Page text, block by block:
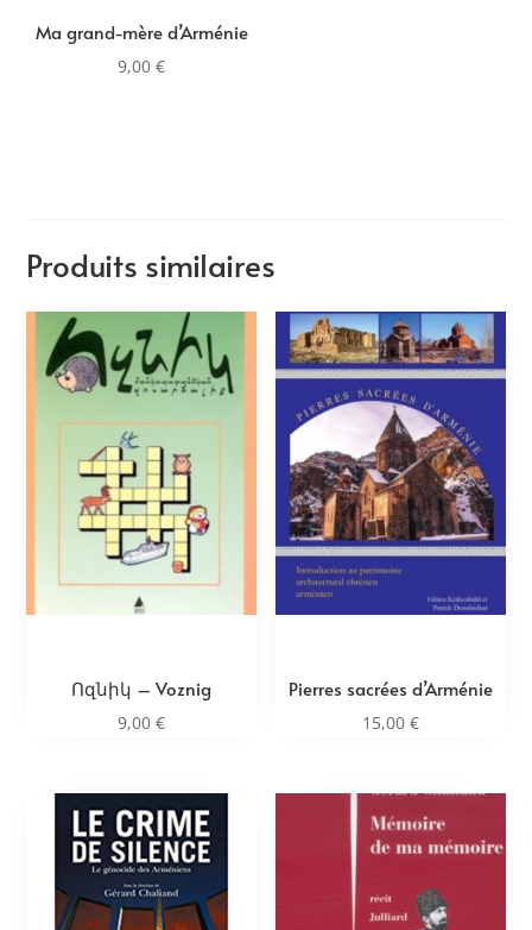
Ma grand-mère d’Arménie
9,00€
Produits similaires
Ոզնիկ – Voznig
9,00€
Pierres sacrées d’Arménie
15,00 €